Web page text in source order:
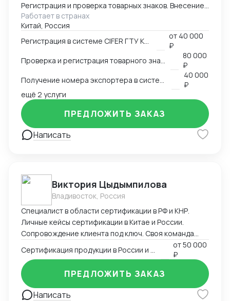
Регистрация и проверка товарных знаков. Внесение
в таможенный реестр товарных знаков.
Изготовление маркировки для пищевой продукции
для реализации в Китае. Получение номера
HS и CIQ кодов.
Работает в странах
Китай, Россия
от 40 000
₽
80 000
₽
40 000
₽
ещё 2 услуги
Написать
ПРЕДЛОЖИТЬ ЗАКАЗ
Виктория Цыдымпилова
Владивосток, Россия
Специалист в области сертификации в РФ и КНР.
Личные кейсы сертификации в Китае и России.
Сопровождение клиента под ключ. Своя команда
от50 000
₽
Написать
ПРЕДЛОЖИТЬ ЗАКАЗ